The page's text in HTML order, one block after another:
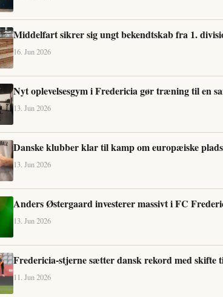
Middelfart sikrer sig ungt bekendtskab fra 1.
16. Jun 2026
Nyt oplevelsesgym i Fredericia gør træning til en
13. Jun 2026
Danske klubber klar til kamp om europæiske
13. Jun 2026
Anders Østergaard investerer massivt i FC
13. Jun 2026
Fredericia-stjerne sætter dansk rekord med skifte
11. Jun 2026